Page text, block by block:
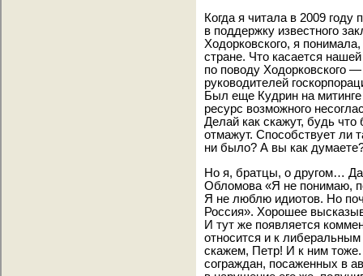
Когда я читала в 2009
в поддержку известного
Ходорковского, я
стране. Что касается
по поводу Ходорковского
руководителей
Был еще Кудрин на
ресурс возможного
Делай как скажут, будь
отмажут. Способствует ли
ни было? А вы как
Но я, братцы, о другом…
Обломова «Я не понимаю,
Я не люблю идиотов. Но
Россия». Хорошее
И тут же появляется
относится и к
скажем, Петр! И к ним
сограждан, посаженных в